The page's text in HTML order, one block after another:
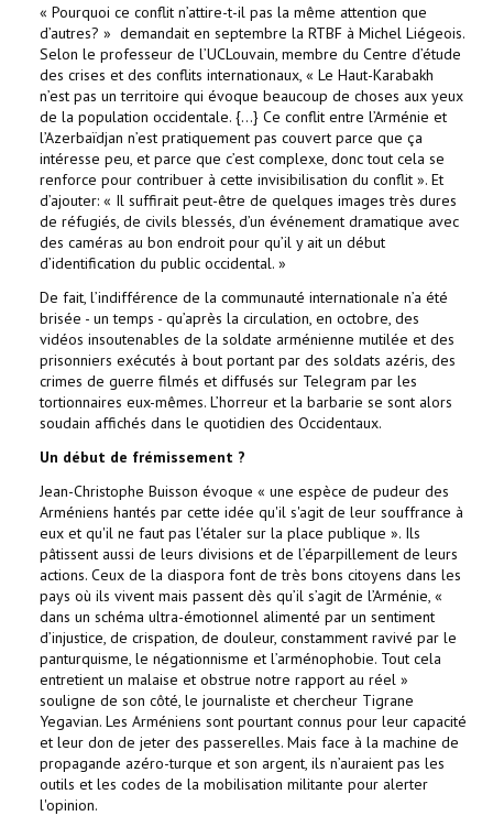
« Pourquoi ce conflit n’attire-t-il pas la même attention que
d’autres? » demandait en septembre la RTBF à Michel Liégeois.
Selon le professeur de l’UCLouvain, membre du Centre d’étude
des crises et des conflits internationaux, « Le Haut-Karabakh
n’est pas un territoire qui évoque beaucoup de choses aux yeux
de la population occidentale. {…} Ce conflit entre l’Arménie et
l’Azerbaïdjan n’est pratiquement pas couvert parce que ça
intéresse peu, et parce que c’est complexe, donc tout cela se
renforce pour contribuer à cette invisibilisation du conflit ». Et
d’ajouter: « Il suffirait peut-être de quelques images très dures
de réfugiés, de civils blessés, d’un événement dramatique avec
des caméras au bon endroit pour qu’il y ait un début
d’identification du public occidental. »
De fait, l’indifférence de la communauté internationale n’a été
brisée - un temps - qu’après la circulation, en octobre, des
vidéos insoutenables de la soldate arménienne mutilée et des
prisonniers exécutés à bout portant par des soldats azéris, des
crimes de guerre filmés et diffusés sur Telegram par les
tortionnaires eux-mêmes. L’horreur et la barbarie se sont alors
soudain affichés dans le quotidien des Occidentaux.
Un début de frémissement ?
Jean-Christophe Buisson évoque « une espèce de pudeur des
Arméniens hantés par cette idée qu'il s'agit de leur souffrance à
eux et qu'il ne faut pas l'étaler sur la place publique ». Ils
pâtissent aussi de leurs divisions et de l’éparpillement de leurs
actions. Ceux de la diaspora font de très bons citoyens dans les
pays où ils vivent mais passent dès qu’il s’agit de l’Arménie, «
dans un schéma ultra-émotionnel alimenté par un sentiment
d’injustice, de crispation, de douleur, constamment ravivé par le
panturquisme, le négationnisme et l’arménophobie. Tout cela
entretient un malaise et obstrue notre rapport au réel »
souligne de son côté, le journaliste et chercheur Tigrane
Yegavian. Les Arméniens sont pourtant connus pour leur capacité
et leur don de jeter des passerelles. Mais face à la machine de
propagande azéro-turque et son argent, ils n’auraient pas les
outils et les codes de la mobilisation militante pour alerter
l'opinion.